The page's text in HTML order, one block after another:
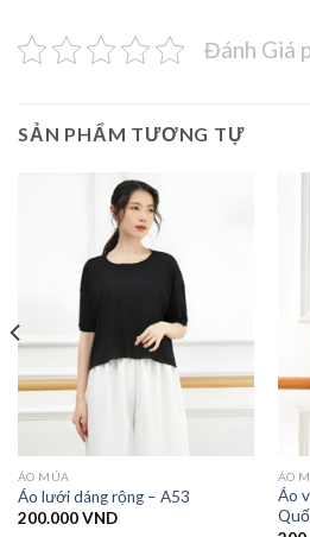
Đánh Giá
SẢN PHẨM TƯƠNG TỰ
ÁO MÚA
Áo lưới dáng rộng – A53
200.000VND
ÁO
Áo